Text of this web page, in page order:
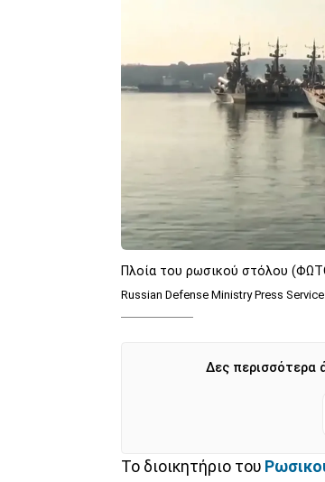
Πλοία του ρωσικού στόλου
Russian Defense Ministry Press Service
Δες περισσότερα
Το διοικητήριο του